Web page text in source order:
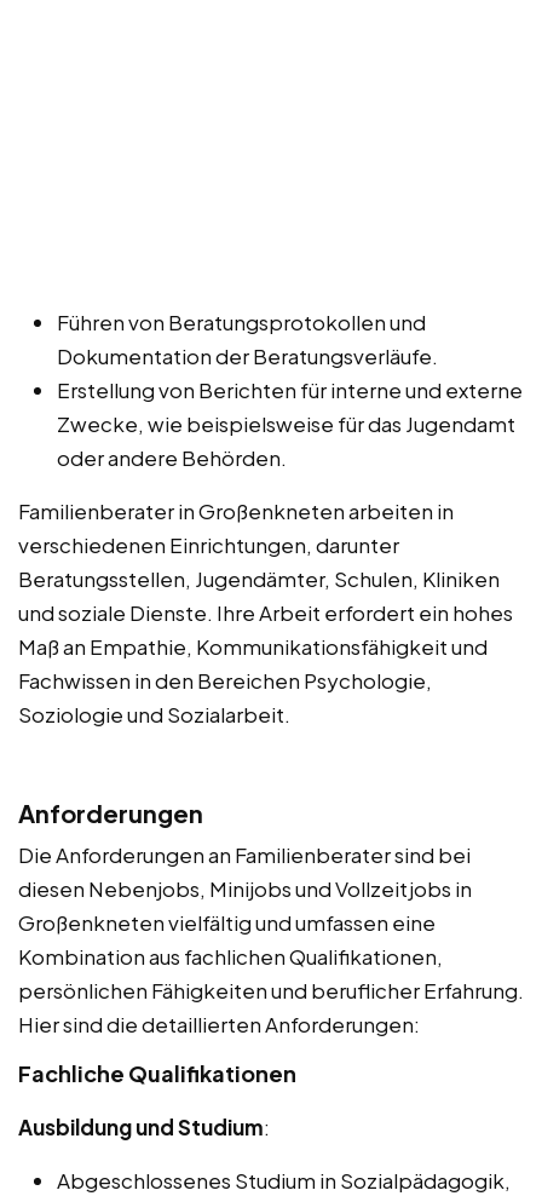
Führen von Beratungsprotokollen und
Dokumentation der Beratungsverläufe.
Erstellung von Berichten für interne und externe
Zwecke, wie beispielsweise für das Jugendamt
oder andere Behörden.
Familienberater in Großenkneten arbeiten in
verschiedenen Einrichtungen, darunter
Beratungsstellen, Jugendämter, Schulen, Kliniken
und soziale Dienste. Ihre Arbeit erfordert ein hohes
Maß an Empathie, Kommunikationsfähigkeit und
Fachwissen in den Bereichen Psychologie,
Soziologie und Sozialarbeit.
Anforderungen
Die Anforderungen an Familienberater sind bei
diesen Nebenjobs, Minijobs und Vollzeitjobs in
Großenkneten vielfältig und umfassen eine
Kombination aus fachlichen Qualifikationen,
persönlichen Fähigkeiten und beruflicher Erfahrung.
Hier sind die detaillierten Anforderungen:
Fachliche Qualifikationen
Ausbildung und Studium:
Abgeschlossenes Studium in Sozialpädagogik,